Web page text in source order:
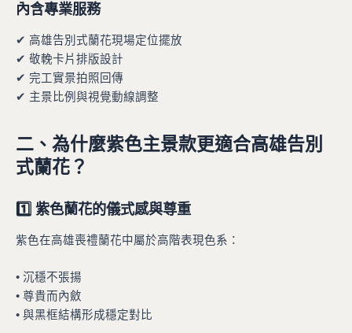
內含專業服務
✔ 高雄告別式蘭花現場定位擺放
✔ 敬輓卡片排版設計
✔ 完工實景拍照回傳
✔ 主景比例與視覺動線調整
二、為什麼紫色主景款更適合高雄告別
式蘭花？
1️⃣ 紫色蘭花的儀式感與尊重
紫色在高雄喪禮蘭花中屬於高階表現色系：
• 沉穩不張揚
• 尊貴而內斂
• 與黑框結構形成穩定對比